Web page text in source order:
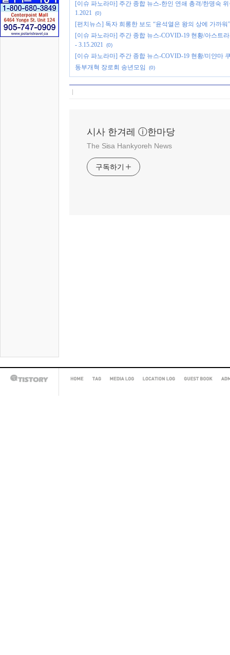
[이슈 파노라마] 주간 종합 뉴스-한인 연쇄 총격/한명숙
1.2021
(0)
[펀치뉴스] 독자 희롱한 보도 “윤석열은 왕의 상에 가까워”
[이슈 파노라마] 주간 종합 뉴스-COVID-19 현황/아스트
- 3.15.2021
(0)
[이슈 파노라마] 주간 종합 뉴스-COVID-19 현황/미얀마
동부개혁 장로회 송년모임
(0)
시사 한겨레 ⓘ한마당
The Sisa Hankyoreh News
구독하기